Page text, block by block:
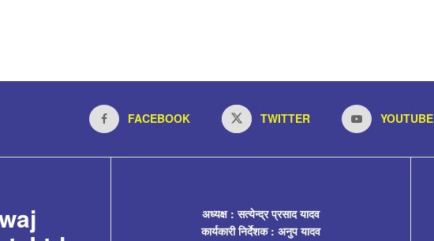
FACEBOOK TWITTER YOUTUBE
अध्यक्ष : सत्येन्द्र प्रसाद यादव
कार्यकारी निर्देशक : अनुप यादव